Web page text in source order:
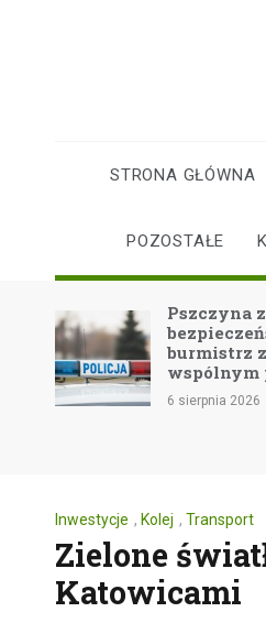
STRONA GŁÓWNA
POZOSTAŁE
Pszczyna
bezpieczeństwo:
burmistrz z
wspólnym
6 sierpnia 2026
Inwestycje , Kolej , Transport
Zielone
Katowicami